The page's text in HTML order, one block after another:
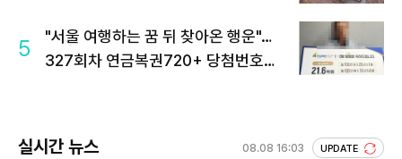
5
"서울 여행하는 꿈 뒤 찾아온 행운"…
327회차 연금복권720+ 당첨번호조
실시간 뉴스 08.08 16:03 UPDATE